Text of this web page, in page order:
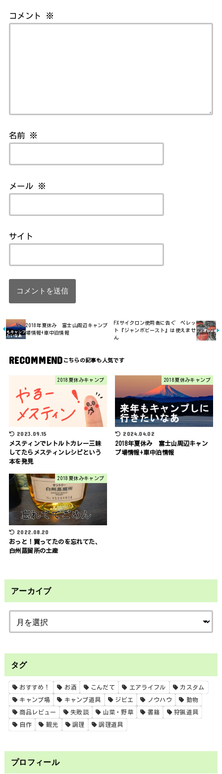
コメント ※
名前 ※
メール ※
サイト
2018年夏休み 富士山周辺キャンプ
場情報+車中泊情報
FXサイクロン使用者に告ぐ ペレッ
ト『ジャンボビースト』は使えませ
ん
RECOMMEND
2018夏休みキャンプ
2023.09.15
メスティンでレトルトカレー三昧
してたらメスティンレシピという
本を発見
2018夏休みキャンプ
2024.04.02
2018年夏休み 富士山周辺キャン
プ場情報+車中泊情報
2018夏休みキャンプ
2022.08.20
おっと！買ってたのを忘れてた、
白州蒸留所の土産
アーカイブ
タグ
おすすめ！ お酒 こんだて エアライフル カスタム
キャンプ場 キャンプ道具 ジビエ ノウハウ 動物
商品レビュー 失敗談 山菜・野草 書籍 狩猟道具
自作 観光 調理 調理道具
プロフィール